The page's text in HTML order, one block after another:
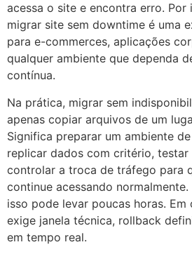
acessa o site e encontra erro. Por
migrar site sem downtime é uma
para e-commerces, aplicações
qualquer ambiente que dependa
contínua.
Na prática, migrar sem
apenas copiar arquivos de um
Significa preparar um ambiente
replicar dados com critério,
controlar a troca de tráfego para
continue acessando
isso pode levar poucas horas.
exige janela técnica, rollback
em tempo real.